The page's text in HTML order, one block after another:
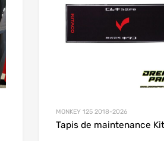
MONKEY 125 2018-2026
Tapis de maintenance